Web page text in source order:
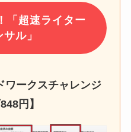
「超速ライター
ル」
ワークスチャレンジ
円 】